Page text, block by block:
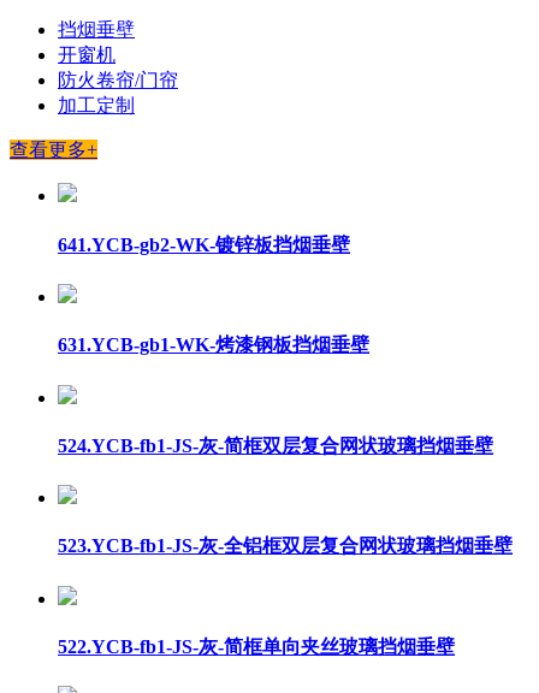
挡烟垂壁
开窗机
防火卷帘/门帘
加工定制
查看更多+
641.YCB-gb2-WK-镀锌板挡烟垂壁
631.YCB-gb1-WK-烤漆钢板挡烟垂壁
524.YCB-fb1-JS-灰-简框双层复合网状玻璃挡烟垂壁
523.YCB-fb1-JS-灰-全铝框双层复合网状玻璃挡烟垂壁
522.YCB-fb1-JS-灰-简框单向夹丝玻璃挡烟垂壁